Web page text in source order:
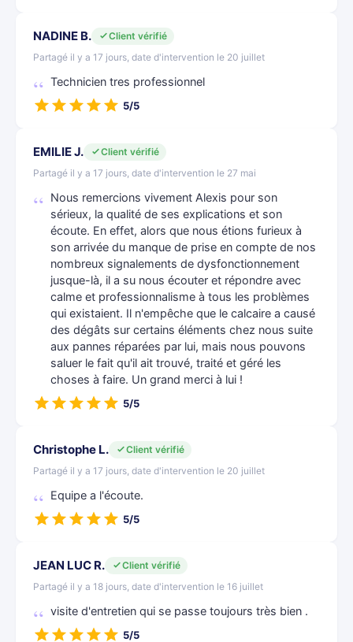
NADINE B.
Client vérifié
Partagé il y a 17 jours, date d'intervention le 20 juillet
Technicien tres professionnel
5/5
EMILIE J.
Client vérifié
Partagé il y a 17 jours, date d'intervention le 27 mai
Nous remercions vivement Alexis pour son
sérieux, la qualité de ses explications et son
écoute. En effet, alors que nous étions furieux à
son arrivée du manque de prise en compte de nos
nombreux signalements de dysfonctionnement
jusque-là, il a su nous écouter et répondre avec
calme et professionnalisme à tous les problèmes
qui existaient. Il n'empêche que le calcaire a causé
des dégâts sur certains éléments chez nous suite
aux pannes réparées par lui, mais nous pouvons
saluer le fait qu'il ait trouvé, traité et géré les
choses à faire. Un grand merci à lui !
5/5
Christophe L.
Client vérifié
Partagé il y a 17 jours, date d'intervention le 20 juillet
Equipe a l'écoute.
5/5
JEAN LUC R.
Client vérifié
Partagé il y a 18 jours, date d'intervention le 16 juillet
visite d'entretien qui se passe toujours très bien .
5/5